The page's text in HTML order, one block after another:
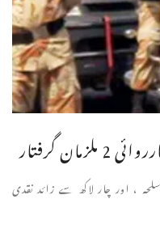
گرفتار
، اور چار لاکھ سے زائد نقدی